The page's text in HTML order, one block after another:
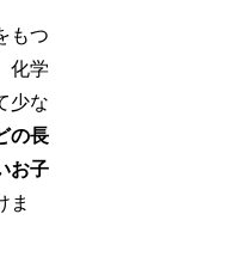
もつ
化学
少な
の長
お子
ま